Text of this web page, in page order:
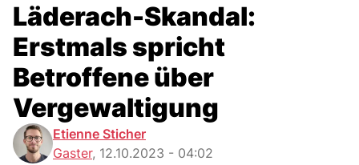
Läderach-Skandal:
Erstmals spricht
Betroffene über
Vergewaltigung
Etienne Sticher
Gaster, 12.10.2023 - 04:02